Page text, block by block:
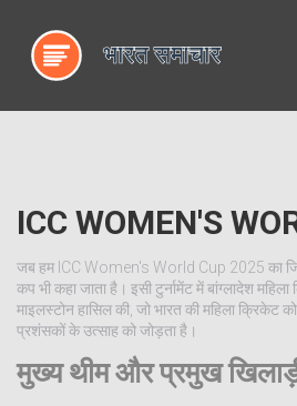
ICC WOMEN'S
जब हम ICC Women's World Cup 2025 का
कपभी कहा जाता है। इसी टुर्नामेंट मेंबांग्लादेश
माइलस्टोन हासिल की, जो भारत की महिला क्रिकेट
प्रशंसकों के उत्साह को जोड़ता है।
मुख्य थीम और प्रमुख